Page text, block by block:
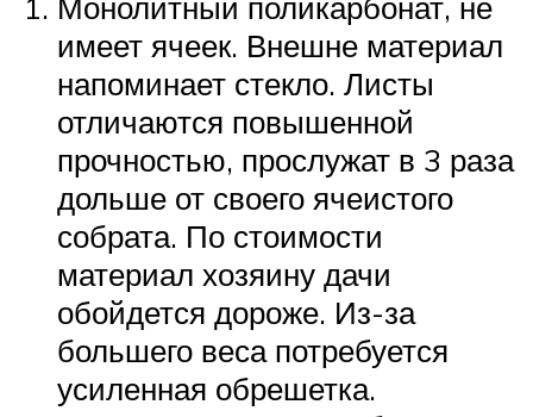
имеет ячеек. Внешне материал
напоминает стекло. Листы
отличаются повышенной
прочностью, прослужат в 3 раза
дольше от своего ячеистого
собрата. По стоимости
материал хозяину дачи
обойдется дороже. Из-за
большего веса потребуется
усиленная обрешетка.